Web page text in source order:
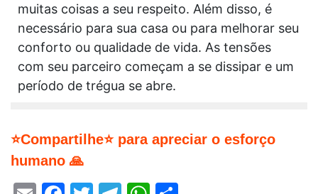
muitas coisas a seu respeito. Além disso, é
necessário para sua casa ou para melhorar seu
conforto ou qualidade de vida. As tensões
com seu parceiro começam a se dissipar e um
período de trégua se abre.
⭐Compartilhe⭐ para apreciar o esforço
humano 🙏